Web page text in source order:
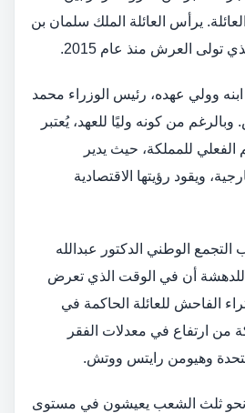
يرأس العائلة الملك سلمان بن
تولى العرش منذ عام 2015.
وولي عهده، رئيس الوزراء محمد
من كونه وليًا للعهد، يُعتبر
للمملكة، حيث يدير
ويقود رؤيتها الاقتصادية
التجمع الوطني الدكتور عبدالله
للدهشة أن في الوقت الذي تعرض
الفاحش للعائلة الحاكمة في
من ارتفاع في معدلات الفقر
وهيومن رايتس ووتش.
نحو ثلث الشعب يعيشون في مستوى